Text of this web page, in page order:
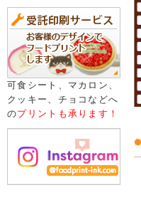
可食シート、マカロン、
クッキー、チョコなどへ
のプリントも承ります！